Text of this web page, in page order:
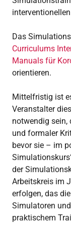
Das
Curriculums
Manuals für
orientieren.
Mittelfristig ist
Veranstalter
notwendig
und formaler
bevor sie – im
der
Arbeitskreis im
erfolgen, das
Simulatoren
praktischem